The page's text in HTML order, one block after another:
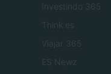
Investindo 365
Think.es
Viajar 365
ES Newz